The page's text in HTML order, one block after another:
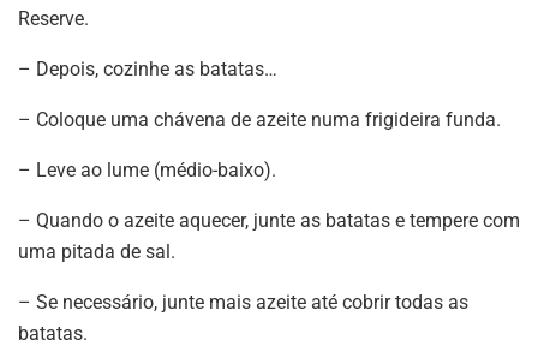
Reserve.
– Depois, cozinhe as batatas…
– Coloque uma chávena de azeite numa frigideira funda.
– Leve ao lume (médio-baixo).
– Quando o azeite aquecer, junte as batatas e tempere com
uma pitada de sal.
– Se necessário, junte mais azeite até cobrir todas as
batatas.